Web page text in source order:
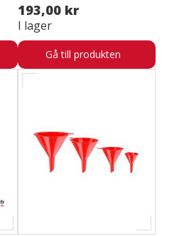
193,00 kr
I lager
Gå till produkten